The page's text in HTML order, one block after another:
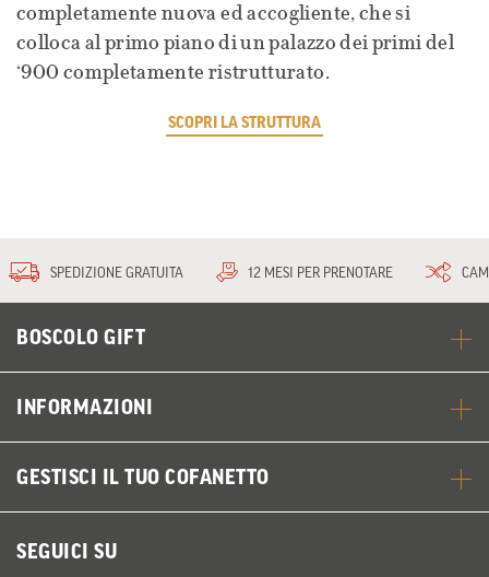
completamente nuova ed accogliente, che si
colloca al primo piano di un palazzo dei primi del
‘900 completamente ristrutturato.
SCOPRI LA STRUTTURA
SPEDIZIONE GRATUITA 12 MESI PER PRENOTARE
BOSCOLO GIFT
INFORMAZIONI
GESTISCI IL TUO COFANETTO
SEGUICI SU